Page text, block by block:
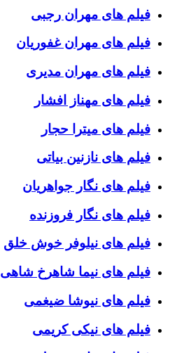
فیلم های مهران رجبی
فیلم های مهران غفوریان
فیلم های مهران مدیری
فیلم های مهناز افشار
فیلم های میترا حجار
فیلم های نازنین بیاتی
فیلم های نگار جواهریان
فیلم های نگار فروزنده
فیلم های نیلوفر خوش خلق
فیلم های نیما شاهرخ شاهی
فیلم های نیوشا ضیغمی
فیلم های نیکی کریمی